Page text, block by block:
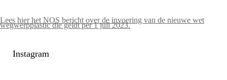
Lees hier het NOS bericht over de invoering van de nieuwe wet
wegwerpplastic die geldt per 1 juli 2023.
Instagram